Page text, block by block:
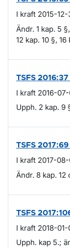
I kraft 2015-12-
Ändr. 1 kap. 5
12 kap. 10 §,
TSFS
I kraft 2016-07-
Upph. 2 kap. 9
TSFS
I kraft 2017-08-
Ändr. 8 kap. 12
TSFS
I kraft 2018-01-
Upph. kap 5.;